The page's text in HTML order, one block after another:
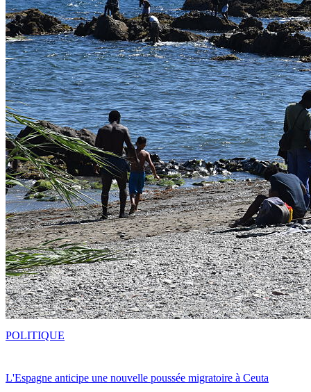
L'Espagne anticipe une nouvelle poussée migratoire à Ceuta
POLITIQUE